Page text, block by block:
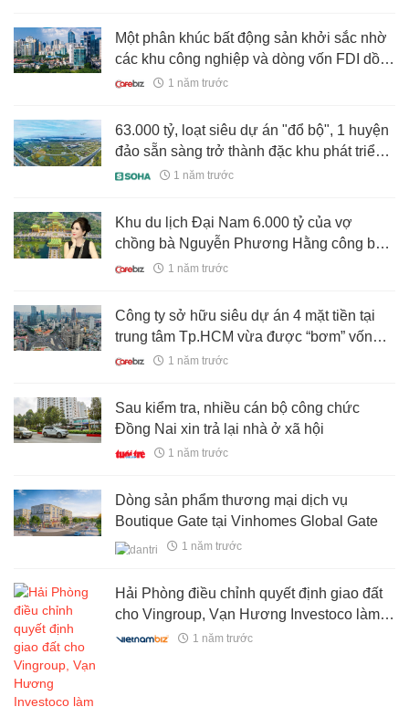
Một phân khúc bất động sản khởi sắc nhờ
các khu công nghiệp và dòng vốn FDI dồi
dào
1 năm trước
63.000 tỷ, loạt siêu dự án "đổ bộ", 1 huyện
đảo sẵn sàng trở thành đặc khu phát triển
bậc nhất phía Bắc
1 năm trước
Khu du lịch Đại Nam 6.000 tỷ của vợ
chồng bà Nguyễn Phương Hằng công bố
thông tin gây bất ngờ
1 năm trước
Công ty sở hữu siêu dự án 4 mặt tiền tại
trung tâm Tp.HCM vừa được “bơm” vốn
thêm 16.000 tỷ đồng
1 năm trước
Sau kiểm tra, nhiều cán bộ công chức
Đồng Nai xin trả lại nhà ở xã hội
1 năm trước
Dòng sản phẩm thương mại dịch vụ
Boutique Gate tại Vinhomes Global Gate
1 năm trước
Hải Phòng điều chỉnh quyết định giao đất
cho Vingroup, Vạn Hương Investoco làm
dự án tỷ USD1 năm trước